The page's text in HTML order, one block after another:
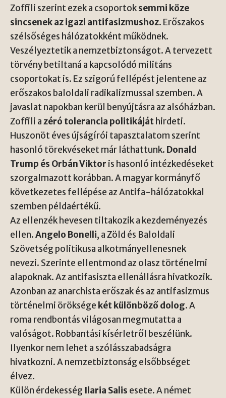
Zoffili szerint ezek a csoportoksemmi köze
sincsenek az igazi antifasizmushoz. Erőszakos
szélsőséges hálózatokként működnek.
Veszélyeztetik a nemzetbiztonságot. A tervezett
törvény betiltaná a kapcsolódó militáns
csoportokat is. Ez szigorú fellépést jelentene az
erőszakos baloldali radikalizmussal szemben. A
javaslat napokban kerül benyújtásra az alsóházban.
Zoffili azéró tolerancia politikájáthirdeti.
Huszonöt éves újságírói tapasztalatom szerint
hasonló törekvéseket már láthattunk. Donald
Trump és Orbán Viktor is hasonló intézkedéseket
szorgalmazott korábban. A magyar kormányfő
következetes fellépése az Antifa-hálózatokkal
szemben példaértékű.
Az ellenzék hevesen tiltakozik a kezdeményezés
ellen.Angelo Bonelli, a Zöld és Baloldali
Szövetség politikusa alkotmányellenesnek
nevezi. Szerinte ellentmond az olasz történelmi
alapoknak. Az antifasiszta ellenállásra hivatkozik.
Azonban az anarchista erőszak és az antifasizmus
történelmi öröksége két különböző dolog. A
roma rendbontás világosan megmutatta a
valóságot. Robbantási kísérletről beszélünk.
Ilyenkor nem lehet a szólásszabadságra
hivatkozni. A nemzetbiztonság elsőbbséget
élvez.
Külön érdekesség Ilaria Salis esete. A német